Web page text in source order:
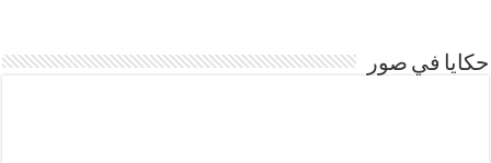
حكايا في صور